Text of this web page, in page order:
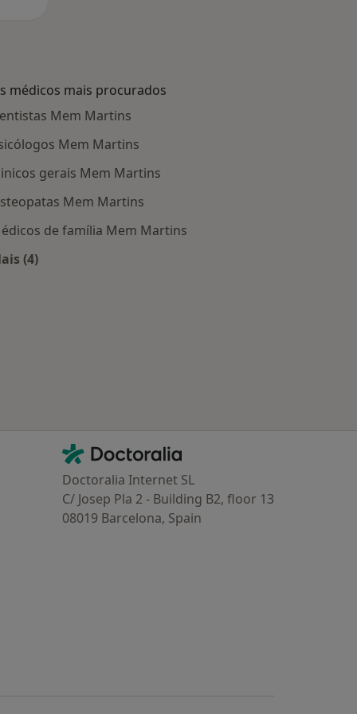
médicos mais procurados
Mem Martins
Mem Martins
gerais Mem Martins
Mem Martins
de família Mem Martins
(4)
Contacto
Doctoralia - Homepage
Doctoralia Internet SL
C/ Josep Pla 2 - Building B2, floor 13
08019 Barcelona, Spain